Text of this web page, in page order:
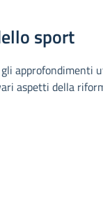
sport
approfondimenti
aspetti della